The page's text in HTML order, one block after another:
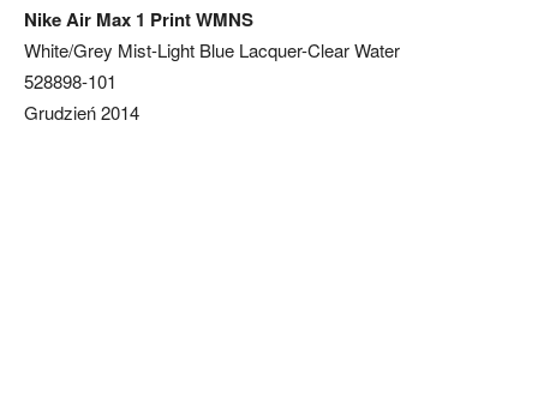
Nike Air Max 1 Print WMNS
White/Grey Mist-Light Blue Lacquer-Clear Water
528898-101
Grudzień 2014